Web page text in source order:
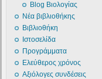
Blog Βιολογίας
Νέα βιβλιοθήκης
Βιβλιοθήκη
Ιστοσελίδα
Προγράμματα
Ελεύθερος χρόνος
Αξιόλογες συνδέσεις